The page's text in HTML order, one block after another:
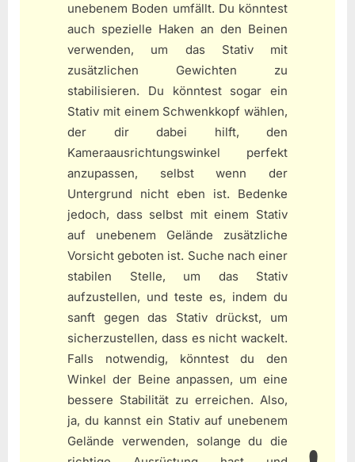
unebenem Boden umfällt. Du könntest
auch spezielle Haken an den Beinen
verwenden, um das Stativ mit
zusätzlichen Gewichten zu
stabilisieren. Du könntest sogar ein
Stativ mit einem Schwenkkopf wählen,
der dir dabei hilft, den
Kameraausrichtungswinkel perfekt
anzupassen, selbst wenn der
Untergrund nicht eben ist. Bedenke
jedoch, dass selbst mit einem Stativ
auf unebenem Gelände zusätzliche
Vorsicht geboten ist. Suche nach einer
stabilen Stelle, um das Stativ
aufzustellen, und teste es, indem du
sanft gegen das Stativ drückst, um
sicherzustellen, dass es nicht wackelt.
Falls notwendig, könntest du den
Winkel der Beine anpassen, um eine
bessere Stabilität zu erreichen. Also,
ja, du kannst ein Stativ auf unebenem
Gelände verwenden, solange du die